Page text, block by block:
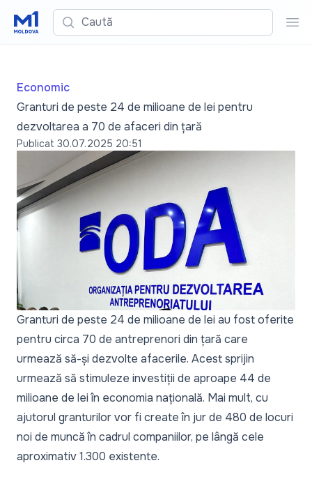
Caută
Economic
Granturi de peste 24 de milioane de lei pentru
dezvoltarea a 70 de afaceri din țară
Publicat 30.07.2025 20:51
Granturi de peste 24 de milioane de lei au fost oferite
pentru circa 70 de antreprenori din țară care
urmează să-și dezvolte afacerile. Acest sprijin
urmează să stimuleze investiții de aproape 44 de
milioane de lei în economia națională. Mai mult, cu
ajutorul granturilor vor fi create în jur de 480 de locuri
noi de muncă în cadrul companiilor, pe lângă cele
aproximativ 1.300 existente.